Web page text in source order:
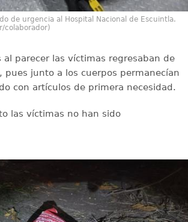
de urgencia al Hospital Nacional de Escuintla.
colaborador)
al parecer las víctimas regresaban de
pues junto a los cuerpos permanecían
con artículos de primera necesidad.
las víctimas no han sido